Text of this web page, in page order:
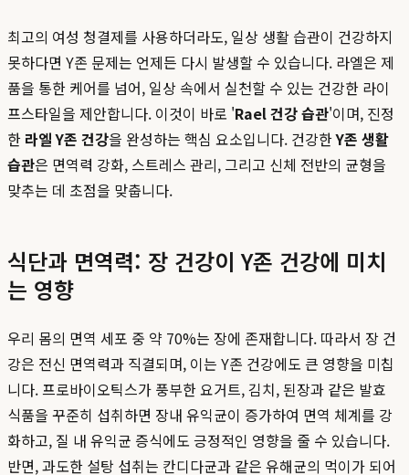
최고의 여성 청결제를 사용하더라도, 일상 생활 습관이 건강하지
못하다면 Y존 문제는 언제든 다시 발생할 수 있습니다. 라엘은 제
품을 통한 케어를 넘어, 일상 속에서 실천할 수 있는 건강한 라이
프스타일을 제안합니다. 이것이 바로 'Rael 건강 습관'이며, 진정
한 라엘 Y존 건강을 완성하는 핵심 요소입니다. 건강한Y존 생활
습관은 면역력 강화, 스트레스 관리, 그리고 신체 전반의 균형을
맞추는 데 초점을 맞춥니다.
식단과 면역력: 장 건강이 Y존 건강에 미치
는 영향
우리 몸의 면역 세포 중 약 70%는 장에 존재합니다. 따라서 장 건
강은 전신 면역력과 직결되며, 이는 Y존 건강에도 큰 영향을 미칩
니다. 프로바이오틱스가 풍부한 요거트, 김치, 된장과 같은 발효
식품을 꾸준히 섭취하면 장내 유익균이 증가하여 면역 체계를 강
화하고, 질 내 유익균 증식에도 긍정적인 영향을 줄 수 있습니다.
반면, 과도한 설탕 섭취는 칸디다균과 같은 유해균의 먹이가 되어